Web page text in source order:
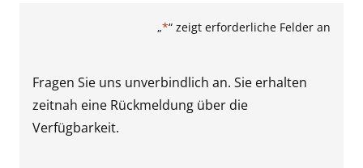
„*“ zeigt erforderliche Felder an
Fragen Sie uns unverbindlich an. Sie erhalten
zeitnah eine Rückmeldung über die
Verfügbarkeit.